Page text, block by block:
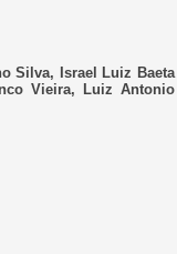
Silva, Israel Luiz Baeta
Vieira, Luiz Antonio